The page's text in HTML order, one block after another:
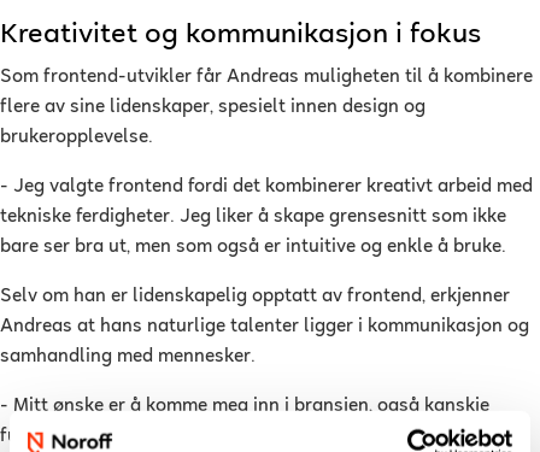
Kreativitet og kommunikasjon i fokus
Som frontend-utvikler får Andreas muligheten til å kombinere
flere av sine lidenskaper, spesielt innen design og
brukeropplevelse.
- Jeg valgte frontend fordi det kombinerer kreativt arbeid med
tekniske ferdigheter. Jeg liker å skape grensesnitt som ikke
bare ser bra ut, men som også er intuitive og enkle å bruke.
Selv om han er lidenskapelig opptatt av frontend, erkjenner
Andreas at hans naturlige talenter ligger i kommunikasjon og
samhandling med mennesker.
- Mitt ønske er å komme meg inn i bransjen, også kanskje
fungere som et ledd mellom utviklere og kunder, sier han.